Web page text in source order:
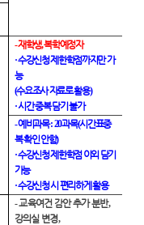
-재학생,복학예정자
·수강신청 제한학점까지만 가
능
(수요조사 자료로 활용)
·시간 중복 담기 불가
-예비과목: 20과목(시간표중
복 확인 안함)
·수강신청 제한학점 이외 담기
가능
·수강신청 시 편리하게 활용
-교육여건 감안 추가 분반,
강의실 변경,